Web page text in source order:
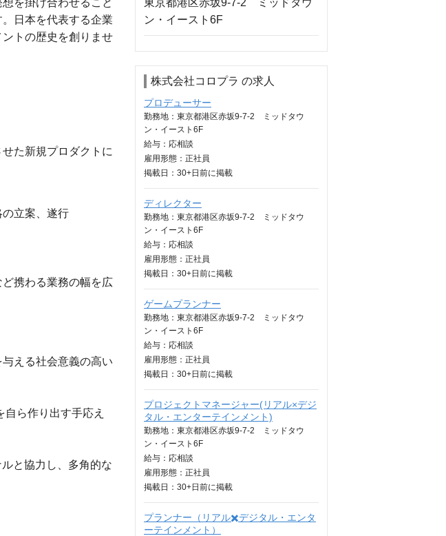
を掛け合わせること
日本を代表する企業
トの歴史を創りませ
た新規プロダクトに
の立案、遂行
携わる業務の幅を広
える社会意義の高い
ら作り出す手応え
と協力し、多角的な
株式会社コロプラ の求人
プロデューサー
勤務地：東京都港区赤坂9-7-2 ミッドタウ
ン・イースト6F
給与： 応相談
雇用形態：正社員
掲載日： 30+日 前に掲載
ディレクター
勤務地：東京都港区赤坂9-7-2 ミッドタウ
ン・イースト6F
給与： 応相談
雇用形態：正社員
掲載日： 30+日 前に掲載
ゲームプランナー
勤務地：東京都港区赤坂9-7-2 ミッドタウ
ン・イースト6F
給与： 応相談
雇用形態：正社員
掲載日： 30+日 前に掲載
プロジェクトマネージャー(リアル×デジ
タル・エンターテインメント)
勤務地：東京都港区赤坂9-7-2 ミッドタウ
ン・イースト6F
給与： 応相談
雇用形態：正社員
掲載日： 30+日 前に掲載
プランナー（リアル✖️デジタル・エンタ
ーテインメント）